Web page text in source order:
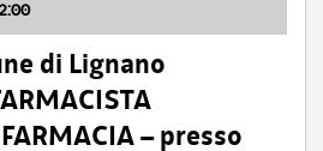
di Lignano
– presso